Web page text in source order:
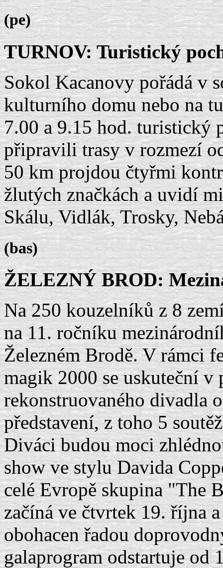
(pe)
TURNOV: Turistický
Sokol Kacanovy pořádá v
kulturního domu nebo na
7.00 a 9.15 hod. turistický
připravili trasy v rozmezí
50 km projdou čtyřmi
žlutých značkách a uvidí
Skálu, Vidlák, Trosky,
(bas)
ŽELEZNÝ BROD:
Na 250 kouzelníků z 8
na 11. ročníku
Železném Brodě. V rámci
magik 2000 se uskuteční v
rekonstruovaného divadla
představení, z toho 5
Diváci budou moci
show ve stylu Davida
celé Evropě skupina "The
začíná ve čtvrtek 19. října
obohacen řadou
galaprogram odstartuje od